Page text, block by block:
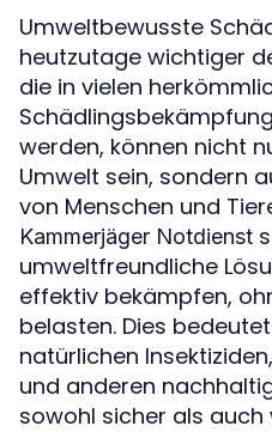
Umweltbewusste
heutzutage wichtiger
die in vielen
werden, können nicht
Umwelt sein, sondern
von Menschen und
Kammerjäger Notdienst
umweltfreundliche
effektiv bekämpfen,
belasten. Dies
natürlichen
und anderen
sowohl sicher als auch